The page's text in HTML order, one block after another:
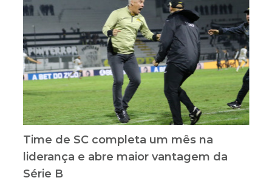
Time de SC completa um mês na
liderança e abre maior vantagem da
Série B